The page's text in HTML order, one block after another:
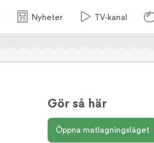
Nyheter TV-kanal
Gör så här
Öppna matlagningsläget